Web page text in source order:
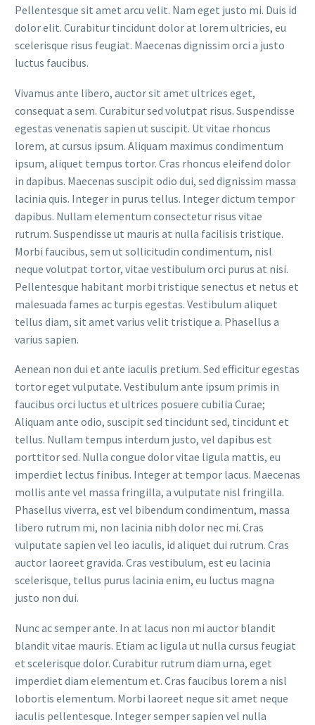
Pellentesque sit amet arcu velit. Nam eget justo mi. Duis id
dolor elit. Curabitur tincidunt dolor at lorem ultricies, eu
scelerisque risus feugiat. Maecenas dignissim orci a justo
luctus faucibus.
Vivamus ante libero, auctor sit amet ultrices eget,
consequat a sem. Curabitur sed volutpat risus. Suspendisse
egestas venenatis sapien ut suscipit. Ut vitae rhoncus
lorem, at cursus ipsum. Aliquam maximus condimentum
ipsum, aliquet tempus tortor. Cras rhoncus eleifend dolor
in dapibus. Maecenas suscipit odio dui, sed dignissim massa
lacinia quis. Integer in purus tellus. Integer dictum tempor
dapibus. Nullam elementum consectetur risus vitae
rutrum. Suspendisse ut mauris at nulla facilisis tristique.
Morbi faucibus, sem ut sollicitudin condimentum, nisl
neque volutpat tortor, vitae vestibulum orci purus at nisi.
Pellentesque habitant morbi tristique senectus et netus et
malesuada fames ac turpis egestas. Vestibulum aliquet
tellus diam, sit amet varius velit tristique a. Phasellus a
varius sapien.
Aenean non dui et ante iaculis pretium. Sed efficitur egestas
tortor eget vulputate. Vestibulum ante ipsum primis in
faucibus orci luctus et ultrices posuere cubilia Curae;
Aliquam ante odio, suscipit sed tincidunt sed, tincidunt et
tellus. Nullam tempus interdum justo, vel dapibus est
porttitor sed. Nulla congue dolor vitae ligula mattis, eu
imperdiet lectus finibus. Integer at tempor lacus. Maecenas
mollis ante vel massa fringilla, a vulputate nisl fringilla.
Phasellus viverra, est vel bibendum condimentum, massa
libero rutrum mi, non lacinia nibh dolor nec mi. Cras
vulputate sapien vel leo iaculis, id aliquet dui rutrum. Cras
auctor laoreet gravida. Cras vestibulum, est eu lacinia
scelerisque, tellus purus lacinia enim, eu luctus magna
justo non dui.
Nunc ac semper ante. In at lacus non mi auctor blandit
blandit vitae mauris. Etiam ac ligula ut nulla cursus feugiat
et scelerisque dolor. Curabitur rutrum diam urna, eget
imperdiet diam elementum et. Cras faucibus lorem a nisl
lobortis elementum. Morbi laoreet neque sit amet neque
iaculis pellentesque. Integer semper sapien vel nulla